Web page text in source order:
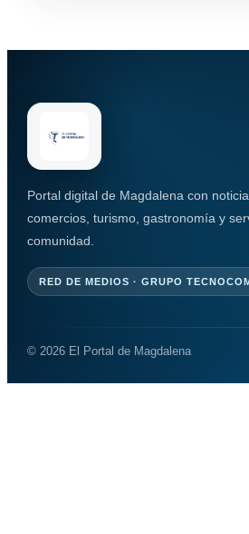
Portal digital de Magdalena con
comercios, turismo, gastronomía y
comunidad.
RED DE MEDIOS · GRUPO
© 2026 El Portal de Magdalena